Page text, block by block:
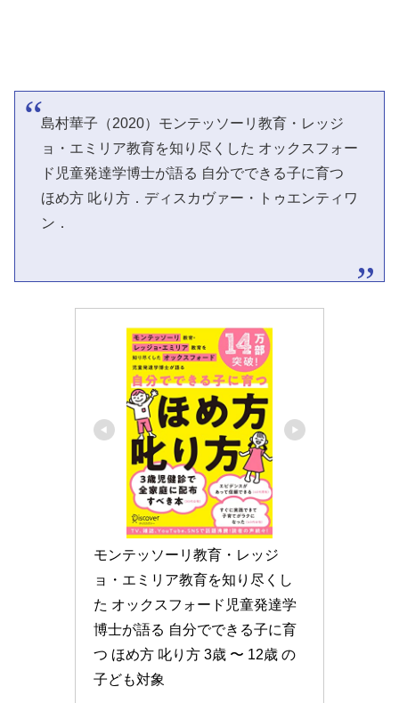
島村華子（2020）モンテッソーリ教育・レッジ
ョ・エミリア教育を知り尽くした オックスフォー
ド児童発達学博士が語る 自分でできる子に育つ
ほめ方 叱り方．ディスカヴァー・トゥエンティワ
ン．
モンテッソーリ教育・レッジ
ョ・エミリア教育を知り尽くし
た オックスフォード児童発達学
博士が語る 自分でできる子に育
つ ほめ方 叱り方 3歳 〜 12歳 の
子ども対象